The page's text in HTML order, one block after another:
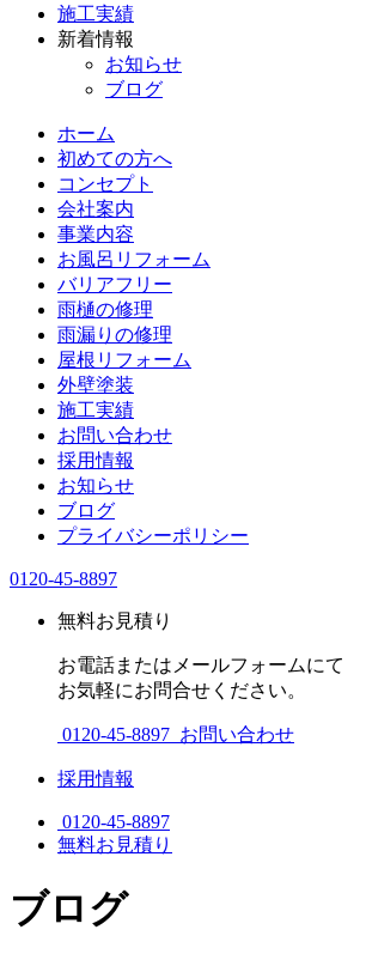
施工実績
新着情報
お知らせ
ブログ
ホーム
初めての方へ
コンセプト
会社案内
事業内容
お風呂リフォーム
バリアフリー
雨樋の修理
雨漏りの修理
屋根リフォーム
外壁塗装
施工実績
お問い合わせ
採用情報
お知らせ
ブログ
プライバシーポリシー
0120-45-8897
無料お見積り
お電話またはメールフォームにて
お気軽にお問合せください。
0120-45-8897 お問い合わせ
採用情報
0120-45-8897
無料お見積り
ブログ